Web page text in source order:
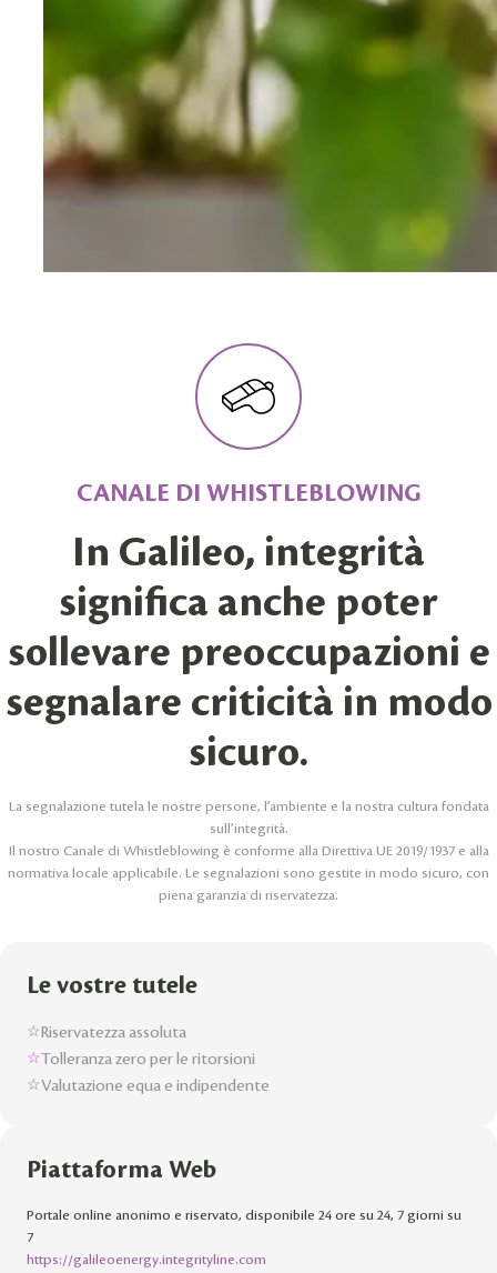
CANALE DI WHISTLEBLOWING
In Galileo, integrità
significa anche poter
sollevare preoccupazioni e
segnalare criticità in modo
sicuro.
La segnalazione tutela le nostre persone, l’ambiente e la nostra cultura fondata
sull’integrità.
Il nostro Canale di Whistleblowing è conforme alla Direttiva UE 2019/1937 e alla
normativa locale applicabile. Le segnalazioni sono gestite in modo sicuro, con
piena garanzia di riservatezza.
Le vostre tutele
☆Riservatezza assoluta
☆Tolleranza zero per le ritorsioni
☆Valutazione equa e indipendente
Piattaforma Web
Portale online anonimo e riservato, disponibile 24 ore su 24, 7 giorni su
7
https://galileoenergy.integrityline.com